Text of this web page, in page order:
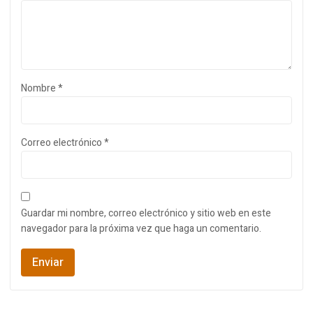
Nombre*
Correo electrónico*
Guardar mi nombre, correo electrónico y sitio web en este
navegador para la próxima vez que haga un comentario.